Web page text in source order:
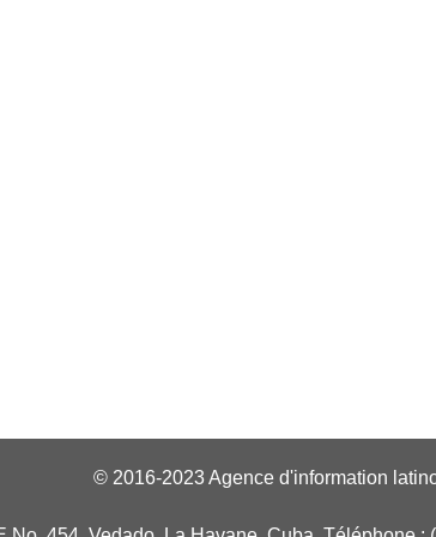
© 2016-2023 Agence d'information